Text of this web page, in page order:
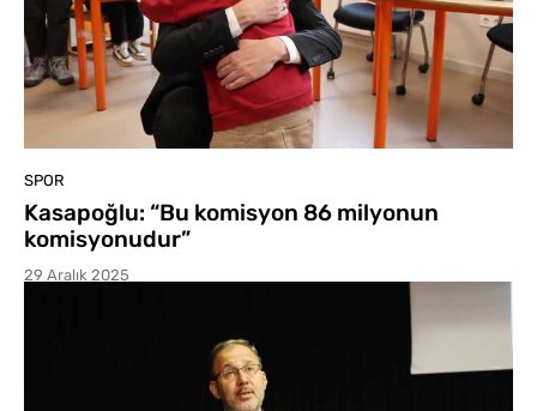
SPOR
Kasapoğlu: “Bu komisyon 86 milyonun
komisyonudur”
29 Aralık 2025